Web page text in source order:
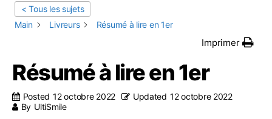
< Tous les sujets
Main
Livreurs Résumé à lire en 1er
Imprimer
Résumé à lire en 1er
Posted 12 octobre 2022 Updated 12 octobre 2022
By UltiSmile